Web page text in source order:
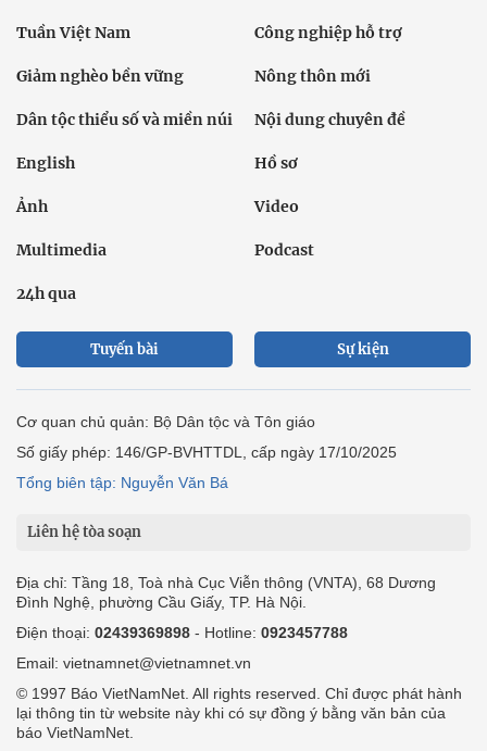
Tuần Việt Nam Công nghiệp hỗ trợ
Giảm nghèo bền vững Nông thôn mới
Dân tộc thiểu số và miền núi Nội dung chuyên đề
English Hồ sơ
Ảnh Video
Multimedia Podcast
24h qua
Tuyến bài Sự kiện
Cơ quan chủ quản: Bộ Dân tộc và Tôn giáo
Số giấy phép: 146/GP-BVHTTDL, cấp ngày 17/10/2025
Tổng biên tập: Nguyễn Văn Bá
Liên hệ tòa soạn
Địa chỉ: Tầng 18, Toà nhà Cục Viễn thông (VNTA), 68 Dương
Đình Nghệ, phường Cầu Giấy, TP. Hà Nội.
Điện thoại: 02439369898 - Hotline: 0923457788
Email: vietnamnet@vietnamnet.vn
© 1997 Báo VietNamNet. All rights reserved. Chỉ được phát hành
lại thông tin từ website này khi có sự đồng ý bằng văn bản của
báo VietNamNet.